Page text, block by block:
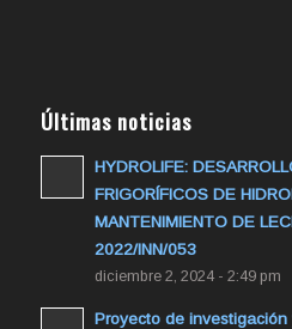
Últimas noticias
HYDROLIFE:
FRIGORÍFICOS DE
MANTENIMIENTO DE
2022/INN/053
diciembre 2, 2024 - 2:49 pm
Proyecto de